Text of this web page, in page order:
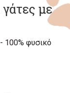
γάτες με
100% φυσικό